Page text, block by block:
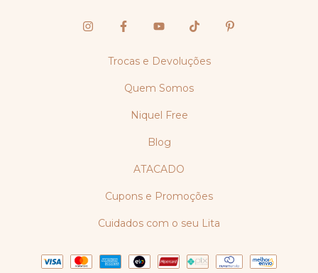
Trocas e Devoluções
Quem Somos
Niquel Free
Blog
ATACADO
Cupons e Promoções
Cuidados com o seu Lita